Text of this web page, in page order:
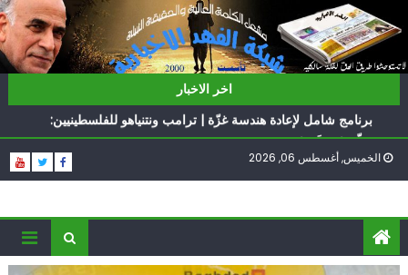
to
content
اخر الاخبار
ناشطة أمريكية يهودية تدعو الدول العربية لوقف التطبيع
أيّ تحدّيات يواجهها حزب الله؟
برنامج شامل لإعادة هندسة غزّة | ترامب ونتنياهو للفلسطينيين:
سلّموا تسلَموا
الغرب يدفن اتفاقاً وُلد ميتاً | إيران تحت العقوبات: جاهزون
ناشطة أمريكية يهودية تدعو الدول العربية لوقف التطبيع
أيّ تحدّيات يواجهها حزب الله؟
الخميس, أغسطس 06, 2026